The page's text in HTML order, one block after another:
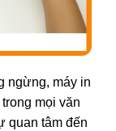
ngừng, máy in
mọi văn
quan tâm đến